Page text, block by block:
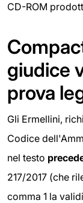
CD-ROM
giudice
prova
Gli Ermellini,
Codice
nel testo
217/2017 (che
comma 1 la